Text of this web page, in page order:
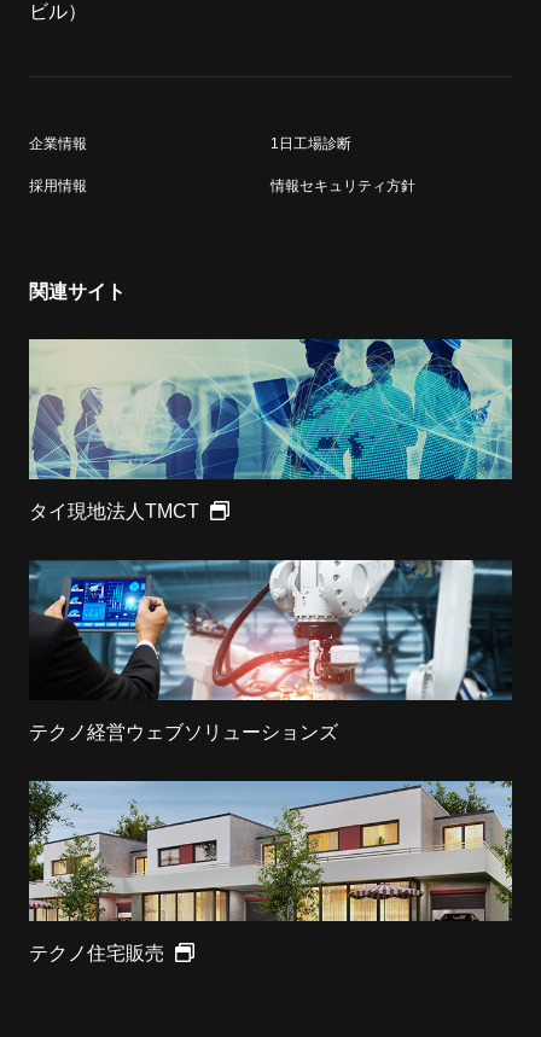
ビル）
企業情報 1日工場診断
採用情報 情報セキュリティ方針
関連サイト
タイ現地法人TMCT
テクノ経営ウェブソリューションズ
テクノ住宅販売